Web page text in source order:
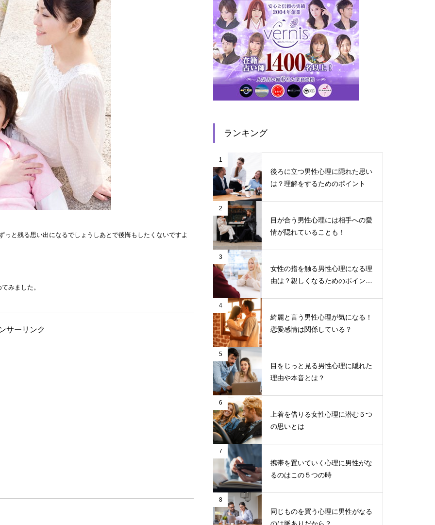
と残る思い出になるでしょうしあとで後悔もしたくないですよ
みました。
サーリンク
ランキング
1
後ろに立つ男性心理に隠れた思い
は？理解をするためのポイント
2
目が合う男性心理には相手への愛
情が隠れていることも！
3
女性の指を触る男性心理になる理
由は？親しくなるためのポイント
4
綺麗と言う男性心理が気になる！
恋愛感情は関係している？
5
目をじっと見る男性心理に隠れた
理由や本音とは？
6
上着を借りる女性心理に潜む５つ
の思いとは
7
携帯を置いていく心理に男性がな
るのはこの５つの時
8
同じものを買う心理に男性がなる
のは脈ありだから？